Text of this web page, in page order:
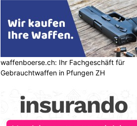
waffenboerse.ch: Ihr Fachgeschäft für
Gebrauchtwaffen in Pfungen ZH